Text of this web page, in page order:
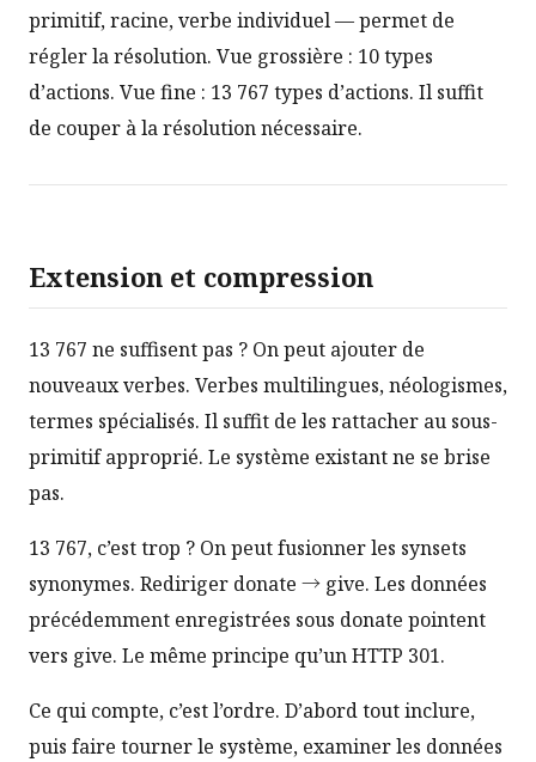
primitif, racine, verbe individuel — permet de
régler la résolution. Vue grossière : 10 types
d’actions. Vue fine : 13 767 types d’actions. Il suffit
de couper à la résolution nécessaire.
Extension et compression
13 767 ne suffisent pas ? On peut ajouter de
nouveaux verbes. Verbes multilingues, néologismes,
termes spécialisés. Il suffit de les rattacher au sous-
primitif approprié. Le système existant ne se brise
pas.
13 767, c’est trop ? On peut fusionner les synsets
synonymes. Rediriger donate → give. Les données
précédemment enregistrées sous donate pointent
vers give. Le même principe qu’un HTTP 301.
Ce qui compte, c’est l’ordre. D’abord tout inclure,
puis faire tourner le système, examiner les données